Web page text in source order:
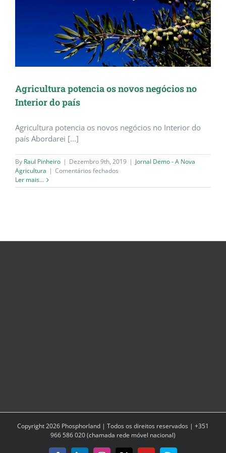
Agricultura potencia os novos negócios no
Interior do país
Agricultura potencia os novos negócios no Interior do
país Abordarei [...]
By Raul Pinheiro | Dezembro 9th, 2019 | Jornal Demo - A Nova
Agricultura | Comentários fechados
potencia
do
Ler mais...
Copyright2026 Phosphorland | Todos os direitos reservados | +351
966 586 020 (chamada rede móvel nacional)